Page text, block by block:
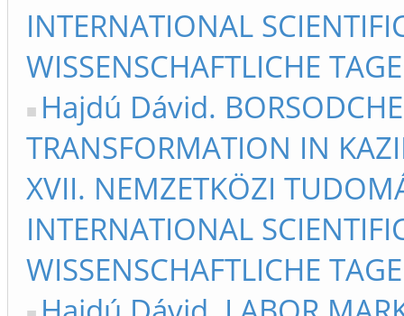
INTERNATIONAL
WISSENSCHAFTLICHE
Hajdú Dávid.
TRANSFORMATION IN
XVII. NEMZETKÖZI
INTERNATIONAL
WISSENSCHAFTLICHE